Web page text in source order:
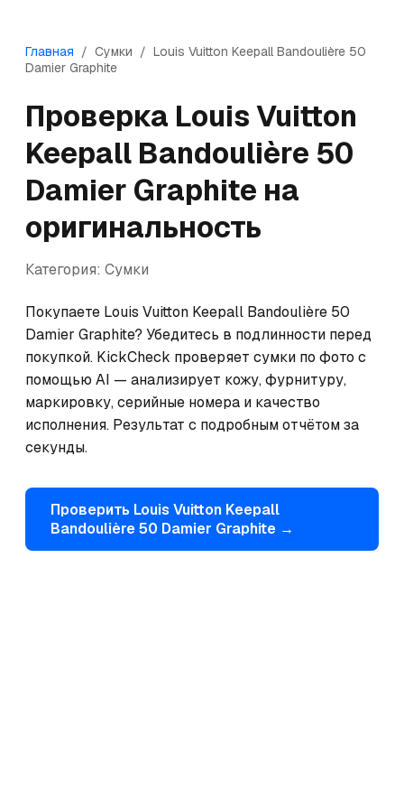
Главная / Сумки / Louis Vuitton Keepall Bandoulière 50
Damier Graphite
Проверка Louis Vuitton
Keepall Bandoulière 50
Damier Graphite на
оригинальность
Категория: Сумки
Покупаете Louis Vuitton Keepall Bandoulière 50
Damier Graphite? Убедитесь в подлинности перед
покупкой. KickCheck проверяет сумки по фото с
помощью AI — анализирует кожу, фурнитуру,
маркировку, серийные номера и качество
исполнения. Результат с подробным отчётом за
секунды.
Проверить Louis Vuitton Keepall
Bandoulière 50 Damier Graphite →